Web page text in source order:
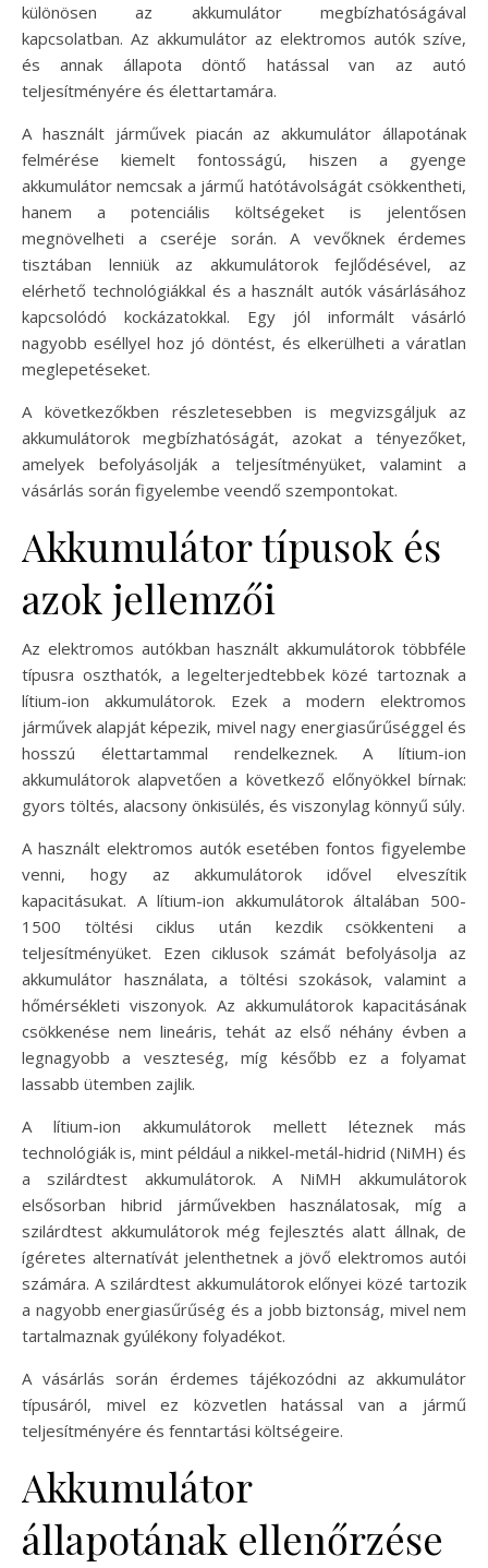
különösen az akkumulátor megbízhatóságával
kapcsolatban. Az akkumulátor az elektromos autók szíve,
és annak állapota döntő hatással van az autó
teljesítményére és élettartamára.
A használt járművek piacán az akkumulátor állapotának
felmérése kiemelt fontosságú, hiszen a gyenge
akkumulátor nemcsak a jármű hatótávolságát csökkentheti,
hanem a potenciális költségeket is jelentősen
megnövelheti a cseréje során. A vevőknek érdemes
tisztában lenniük az akkumulátorok fejlődésével, az
elérhető technológiákkal és a használt autók vásárlásához
kapcsolódó kockázatokkal. Egy jól informált vásárló
nagyobb eséllyel hoz jó döntést, és elkerülheti a váratlan
meglepetéseket.
A következőkben részletesebben is megvizsgáljuk az
akkumulátorok megbízhatóságát, azokat a tényezőket,
amelyek befolyásolják a teljesítményüket, valamint a
vásárlás során figyelembe veendő szempontokat.
Akkumulátor típusok és
azok jellemzői
Az elektromos autókban használt akkumulátorok többféle
típusra oszthatók, a legelterjedtebbek közé tartoznak a
lítium-ion akkumulátorok. Ezek a modern elektromos
járművek alapját képezik, mivel nagy energiasűrűséggel és
hosszú élettartammal rendelkeznek. A lítium-ion
akkumulátorok alapvetően a következő előnyökkel bírnak:
gyors töltés, alacsony önkisülés, és viszonylag könnyű súly.
A használt elektromos autók esetében fontos figyelembe
venni, hogy az akkumulátorok idővel elveszítik
kapacitásukat. A lítium-ion akkumulátorok általában 500-
1500 töltési ciklus után kezdik csökkenteni a
teljesítményüket. Ezen ciklusok számát befolyásolja az
akkumulátor használata, a töltési szokások, valamint a
hőmérsékleti viszonyok. Az akkumulátorok kapacitásának
csökkenése nem lineáris, tehát az első néhány évben a
legnagyobb a veszteség, míg később ez a folyamat
lassabb ütemben zajlik.
A lítium-ion akkumulátorok mellett léteznek más
technológiák is, mint például a nikkel-metál-hidrid (NiMH) és
a szilárdtest akkumulátorok. A NiMH akkumulátorok
elsősorban hibrid járművekben használatosak, míg a
szilárdtest akkumulátorok még fejlesztés alatt állnak, de
ígéretes alternatívát jelenthetnek a jövő elektromos autói
számára. A szilárdtest akkumulátorok előnyei közé tartozik
a nagyobb energiasűrűség és a jobb biztonság, mivel nem
tartalmaznak gyúlékony folyadékot.
A vásárlás során érdemes tájékozódni az akkumulátor
típusáról, mivel ez közvetlen hatással van a jármű
teljesítményére és fenntartási költségeire.
Akkumulátor
állapotának ellenőrzése